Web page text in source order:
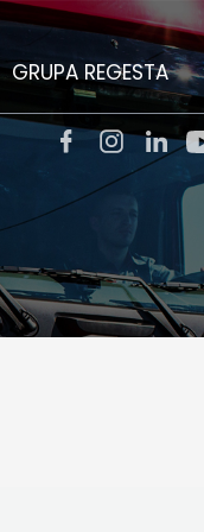
GRUPA REGESTA
REGESTA S.A.
QUALITY TRANS
SOLAR-R